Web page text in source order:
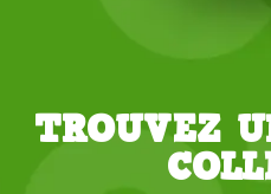
TROUVEZ